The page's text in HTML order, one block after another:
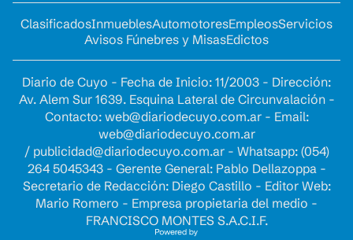
ClasificadosInmueblesAutomotoresEmpleosServicios
Avisos Fúnebres y MisasEdictos
Diario de Cuyo - Fecha de Inicio: 11/2003 - Dirección:
Av. Alem Sur 1639. Esquina Lateral de Circunvalación -
Contacto: web@diariodecuyo.com.ar- Email:
web@diariodecuyo.com.ar
/ publicidad@diariodecuyo.com.ar- Whatsapp: (054)
264 5045343 - Gerente General: Pablo Dellazoppa -
Secretario de Redacción: Diego Castillo - Editor Web:
Mario Romero - Empresa propietaria del medio -
FRANCISCO MONTES S.A.C.I.F.